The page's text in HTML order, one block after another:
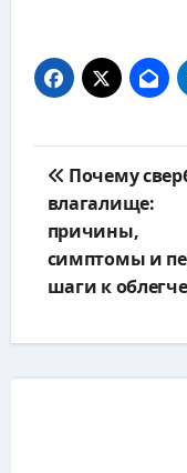
по
записям
Почему
влагалище:
причины,
симптомы и
шаги к